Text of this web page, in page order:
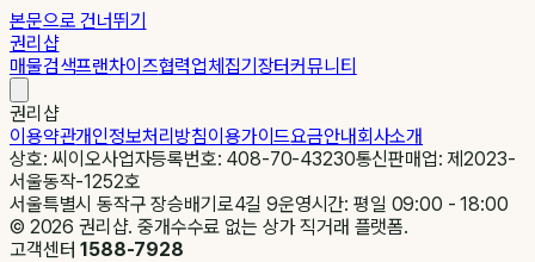
본문으로 건너뛰기
권리샵
매물검색프랜차이즈협력업체집기장터커뮤니티
권리샵
이용약관개인정보처리방침이용가이드요금안내회사소개
상호: 씨이오사업자등록번호: 408-70-43230통신판매업: 제2023-
서울동작-1252호
서울특별시 동작구 장승배기로4길 9운영시간: 평일 09:00 - 18:00
© 2026 권리샵. 중개수수료 없는 상가 직거래 플랫폼.
고객센터1588-7928